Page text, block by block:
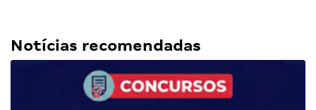
Notícias recomendadas